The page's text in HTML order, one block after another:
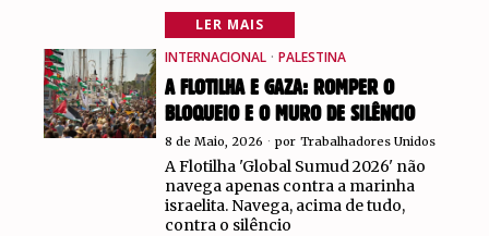
LER MAIS
INTERNACIONAL · PALESTINA
A FLOTILHA E GAZA: ROMPER O
BLOQUEIO E O MURO DE SILÊNCIO
8 de Maio, 2026 por Trabalhadores Unidos
A Flotilha 'Global Sumud 2026' não
navega apenas contra a marinha
israelita. Navega, acima de tudo,
contra o silêncio